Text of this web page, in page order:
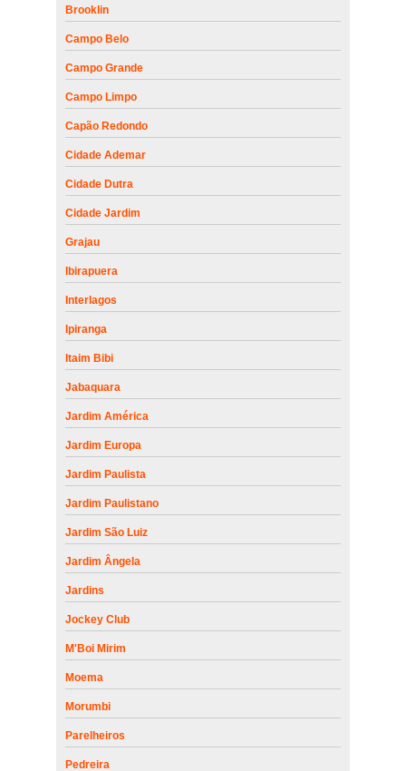
Brooklin
Campo Belo
Campo Grande
Campo Limpo
Capão Redondo
Cidade Ademar
Cidade Dutra
Cidade Jardim
Grajau
Ibirapuera
Interlagos
Ipiranga
Itaim Bibi
Jabaquara
Jardim América
Jardim Europa
Jardim Paulista
Jardim Paulistano
Jardim São Luiz
Jardim Ângela
Jardins
Jockey Club
M'Boi Mirim
Moema
Morumbi
Parelheiros
Pedreira